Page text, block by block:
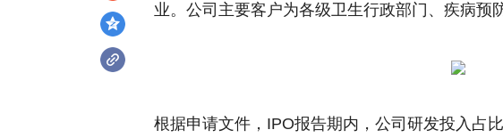
业。公司主要客户为各级卫生行政部门、疾病预
根据申请文件，IPO报告期内，公司研发投入占